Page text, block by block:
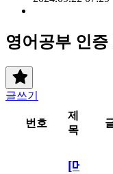
영어공부 인증
글쓰기
번호
제
목
[메